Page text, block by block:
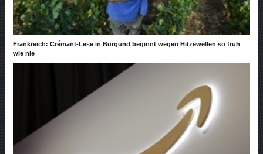
Frankreich: Crémant-Lese in Burgund beginnt wegen Hitzewellen so früh
wie nie